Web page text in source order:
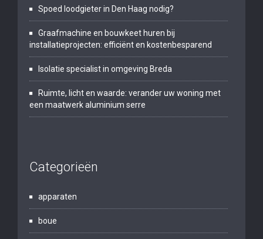
Spoed loodgieter in Den Haag nodig?
Graafmachine en bouwkeet huren bij
installatieprojecten: efficiënt en kostenbesparend
Isolatie specialist in omgeving Breda
Ruimte, licht en waarde: verander uw woning met
een maatwerk aluminium serre
Categorieën
apparaten
boue